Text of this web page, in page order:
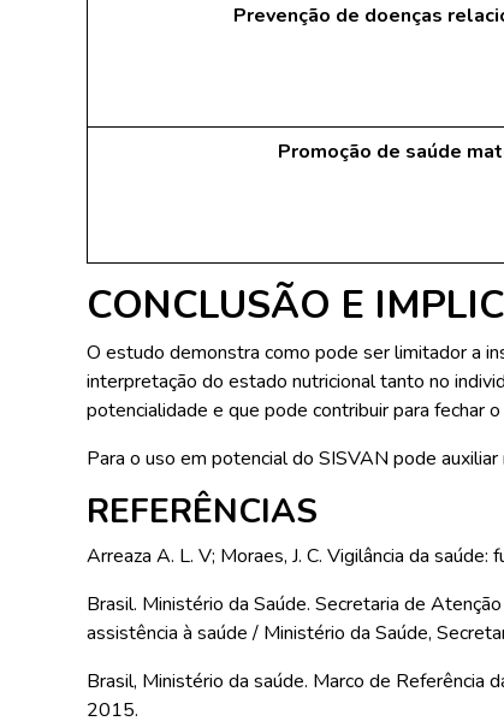
Prevenção de doenças
Promoção de saúde
CONCLUSÃO E
O estudo demonstra como pode ser limitador a
interpretação do estado nutricional tanto no
potencialidade e que pode contribuir para fechar
Para o uso em potencial do SISVAN pode
REFERÊNCIAS
Arreaza A. L. V; Moraes, J. C. Vigilância da
Brasil. Ministério da Saúde. Secretaria de
assistência à saúde / Ministério da Saúde,
Brasil, Ministério da saúde. Marco de Referência
2015.